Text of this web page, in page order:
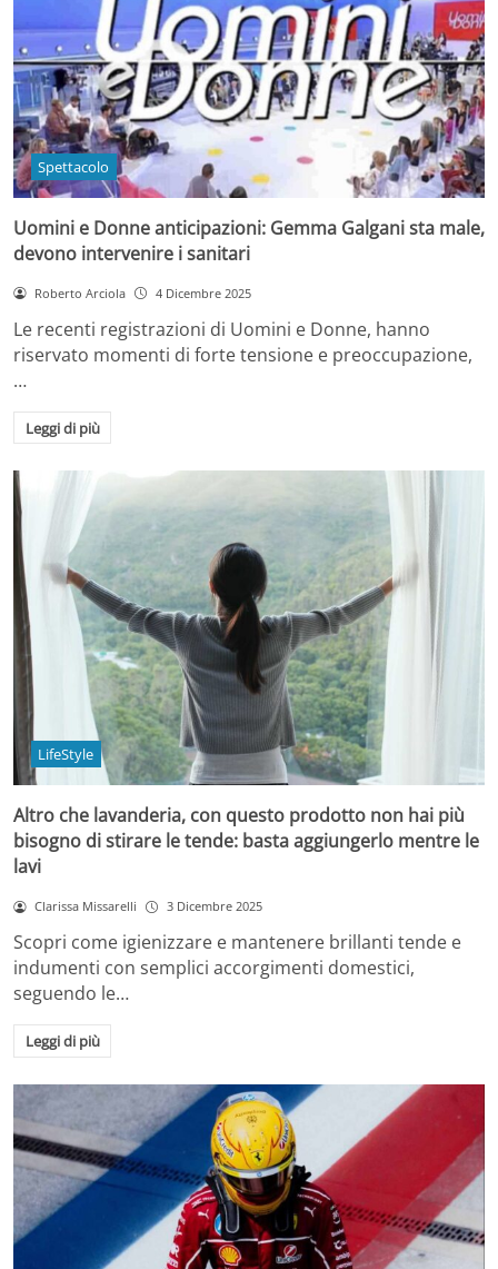
Spettacolo
Uomini e Donne anticipazioni: Gemma Galgani sta male,
devono intervenire i sanitari
Roberto Arciola 4 Dicembre 2025
Le recenti registrazioni di Uomini e Donne, hanno
riservato momenti di forte tensione e preoccupazione,
…
Leggi di più
LifeStyle
Altro che lavanderia, con questo prodotto non hai più
bisogno di stirare le tende: basta aggiungerlo mentre le
lavi
Clarissa Missarelli 3 Dicembre 2025
Scopri come igienizzare e mantenere brillanti tende e
indumenti con semplici accorgimenti domestici,
seguendo le…
Leggi di più